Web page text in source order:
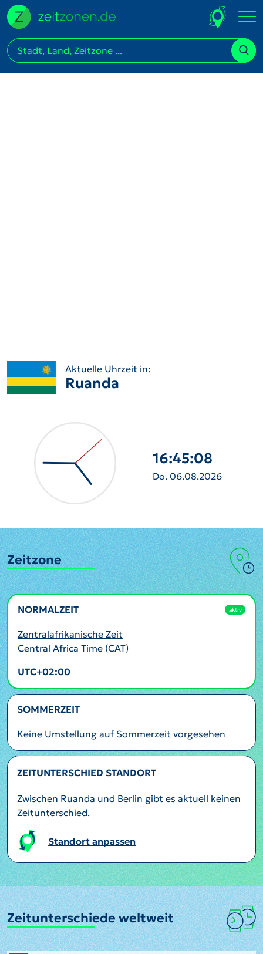
Aktuelle Uhrzeit in:
Ruanda
16:45:10
Do. 06.08.2026
Zeitzone
NORMALZEIT aktiv
Zentralafrikanische Zeit
Central Africa Time (CAT)
UTC+02:00
SOMMERZEIT
Keine Umstellung auf Sommerzeit vorgesehen
ZEITUNTERSCHIED STANDORT
Zwischen Ruanda und Berlin gibt es aktuell keinen
Zeitunterschied.
Standort anpassen
Zeitunterschiede weltweit